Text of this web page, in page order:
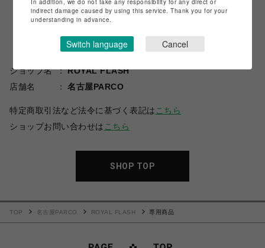
ショップ名
ROYAL FLASH
店舗名
名古屋PARCO
特定商取引法など法令に基づく表記は こちら
ショップお問い合わせは こちら
SHOP TOP
TOP 名古屋PARCO ROYAL FLASH 専用商品
In addition, we do not take any responsibility for any direct or
indirect damage caused by using this service. Thank you for your
understanding in advance.
Switch language Cancel